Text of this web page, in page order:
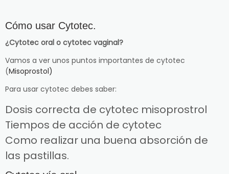
Cómo usar Cytotec.
¿Cytotec oral o cytotec vaginal?
Vamos a ver unos puntos importantes de cytotec
(Misoprostol)
Para usar cytotec debes saber:
Dosis correcta de cytotec misoprostrol
Tiempos de acción de cytotec
Como realizar una buena absorción de
las pastillas.